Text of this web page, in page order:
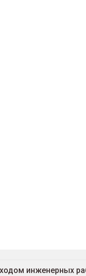
инженерных